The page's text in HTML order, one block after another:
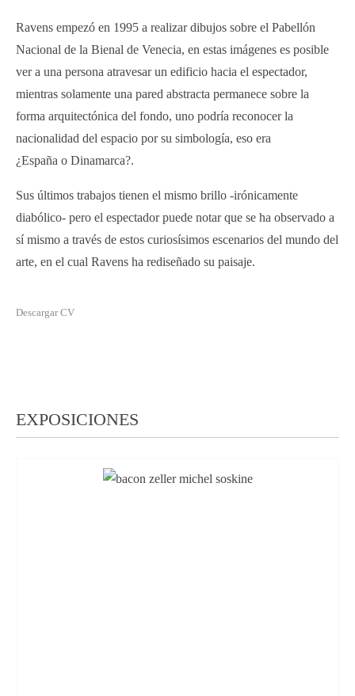
Ravens empezó en 1995 a realizar dibujos sobre el Pabellón
Nacional de la Bienal de Venecia, en estas imágenes es posible
ver a una persona atravesar un edificio hacia el espectador,
mientras solamente una pared abstracta permanece sobre la
forma arquitectónica del fondo, uno podría reconocer la
nacionalidad del espacio por su simbología, eso era
¿España o Dinamarca?.
Sus últimos trabajos tienen el mismo brillo -irónicamente
diabólico- pero el espectador puede notar que se ha observado a
sí mismo a través de estos curiosísimos escenarios del mundo del
arte, en el cual Ravens ha rediseñado su paisaje.
Descargar CV
EXPOSICIONES